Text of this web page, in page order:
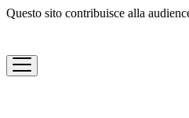
Questo sito contribuisce alla